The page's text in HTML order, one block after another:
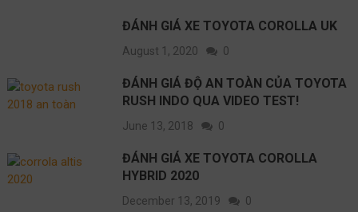
ĐÁNH GIÁ XE TOYOTA COROLLA UK
August 1, 2020 0
ĐÁNH GIÁ ĐỘ AN TOÀN CỦA TOYOTA
RUSH INDO QUA VIDEO TEST!
June 13, 2018 0
ĐÁNH GIÁ XE TOYOTA COROLLA
HYBRID 2020
December 13, 2019 0